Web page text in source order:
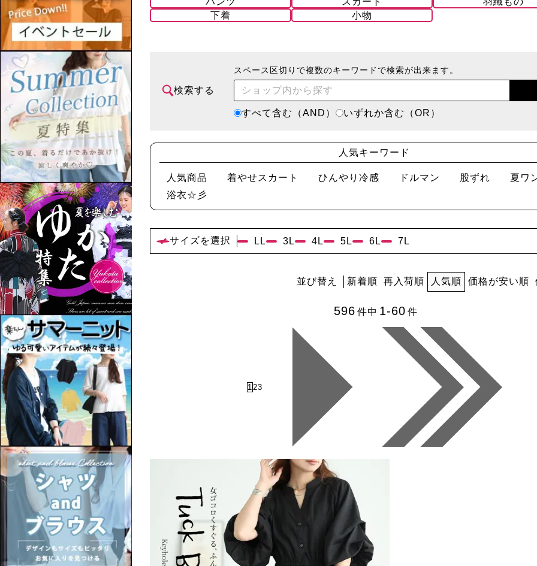
下着
小物
スペース区切りで複数のキーワードで検索が出来ます。
検索する
すべて含む（AND） いずれか含む（OR）
人気キーワード
人気商品 着やせスカート ひんやり冷感 ドルマン 股ずれ
夏ワ
浴衣☆彡
サイズを選択 LL 3L 4L 5L 6L 7L
並び替え 新着順 再入荷順 人気順 価格が安い順
596 件中 1-60 件
1 23